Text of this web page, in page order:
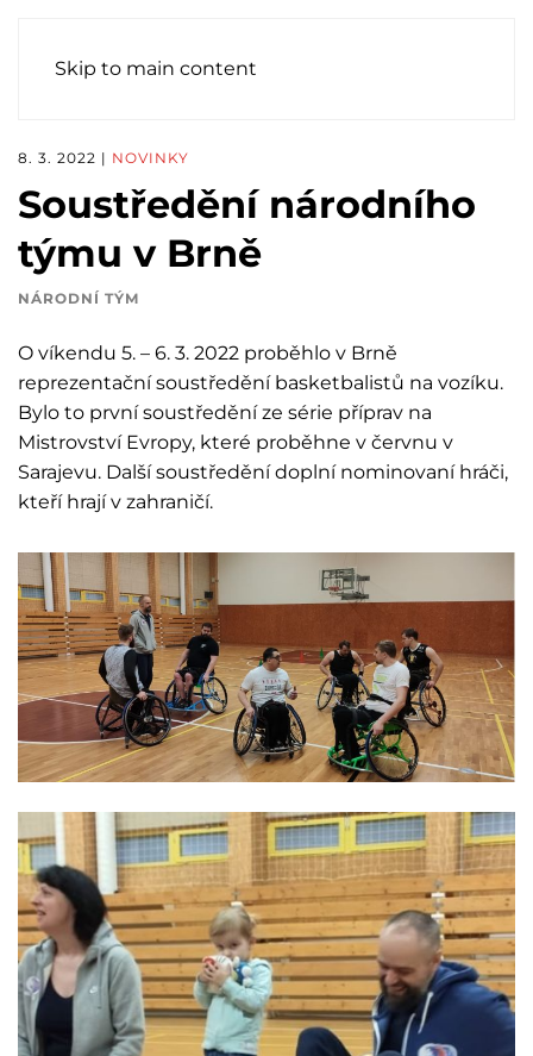
Skip to main content
8. 3. 2022 | NOVINKY
Soustředění národního
týmu v Brně
NÁRODNÍ TÝM
O víkendu 5. – 6. 3. 2022 proběhlo v Brně
reprezentační soustředění basketbalistů na vozíku.
Bylo to první soustředění ze série příprav na
Mistrovství Evropy, které proběhne v červnu v
Sarajevu. Další soustředění doplní nominovaní hráči,
kteří hrají v zahraničí.